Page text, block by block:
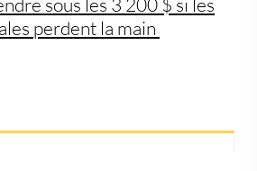
perdent la main